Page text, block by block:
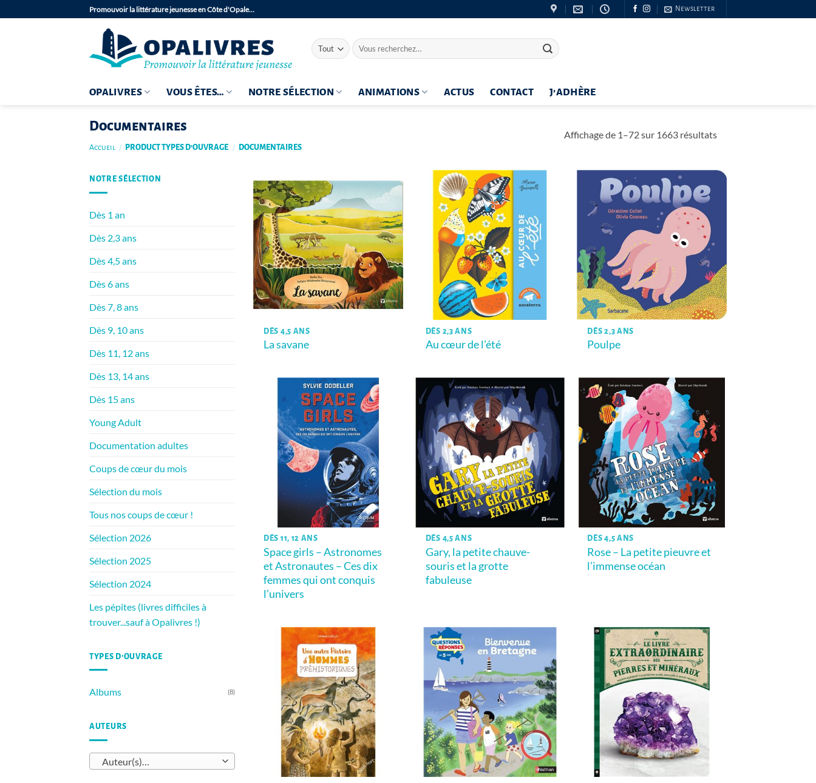
au
Promouvoir la littérature jeunesse en Côte d'Opale… Newsletter
Recherche
pour :
OPALIVRES VOUS ÊTES… NOTRE SÉLECTION ANIMATIONS ACTUS CONTACT J’ADHÈRE
Documentaires
Accueil / PRODUCT TYPES D'OUVRAGE / DOCUMENTAIRES
Affichage de 1–72 sur 1663 résultatsTrié
récent
NOTRE SÉLECTION
Dès 1 an
Dès 2,3 ans
Dès 4,5 ans
Dès 6 ans
Dès 7, 8 ans
Dès 9, 10 ans
Dès 11, 12 ans
Dès 13, 14 ans
Dès 15 ans
Young Adult
Documentation adultes
Coups de cœur du mois
Sélection du mois
Tous nos coups de cœur !
Sélection 2026
Sélection 2025
Sélection 2024
Les pépites (livres difficiles à
trouver...sauf à Opalivres !)
TYPES D’OUVRAGE
Albums (8)
AUTEURS
Auteur(s)…
DÈS 4,5 ANS
La savane
DÈS 2,3 ANS
Au cœur de l’été
DÈS 2,3 ANS
Poulpe
DÈS 11, 12 ANS
Space girls – Astronomes
et Astronautes – Ces dix
femmes qui ont conquis
l’univers
DÈS 4,5 ANS
Gary, la petite chauve-
souris et la grotte
fabuleuse
DÈS 4,5 ANS
Rose – La petite pieuvre et
l’immense océan